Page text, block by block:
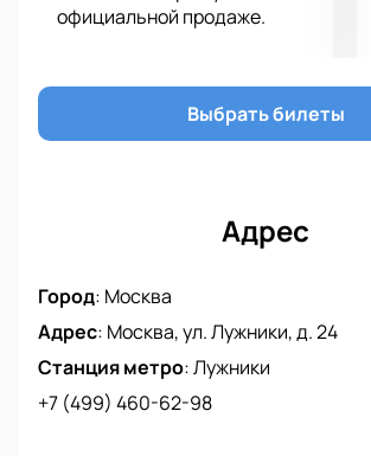
яркие впечатления надолго.
официальной продаже.
Выбрать билеты
Адрес
Город: Москва
Адрес: Москва, ул. Лужники, д. 24
Станция метро:Лужники
+7 (499) 460-62-98